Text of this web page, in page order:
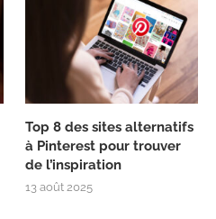
Top 8 des sites alternatifs
à Pinterest pour trouver
de l’inspiration
13 août 2025